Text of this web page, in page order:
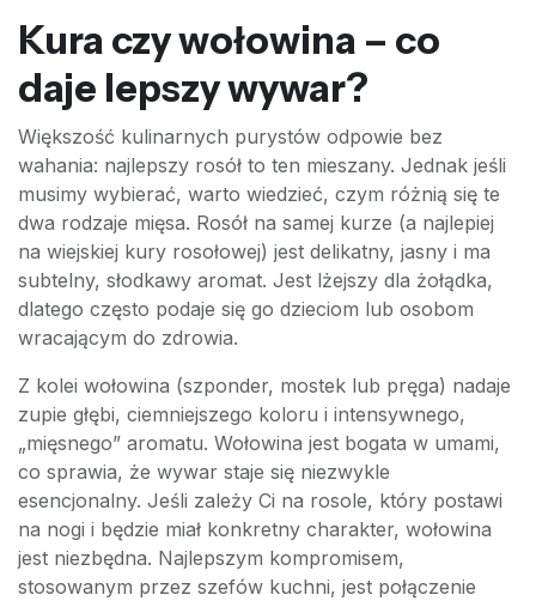
Kura czy wołowina – co
daje lepszy wywar?
Większość kulinarnych purystów odpowie bez
wahania: najlepszy rosół to ten mieszany. Jednak jeśli
musimy wybierać, warto wiedzieć, czym różnią się te
dwa rodzaje mięsa. Rosół na samej kurze (a najlepiej
na wiejskiej kury rosołowej) jest delikatny, jasny i ma
subtelny, słodkawy aromat. Jest lżejszy dla żołądka,
dlatego często podaje się go dzieciom lub osobom
wracającym do zdrowia.
Z kolei wołowina (szponder, mostek lub pręga) nadaje
zupie głębi, ciemniejszego koloru i intensywnego,
„mięsnego” aromatu. Wołowina jest bogata w umami,
co sprawia, że wywar staje się niezwykle
esencjonalny. Jeśli zależy Ci na rosole, który postawi
na nogi i będzie miał konkretny charakter, wołowina
jest niezbędna. Najlepszym kompromisem,
stosowanym przez szefów kuchni, jest połączenie